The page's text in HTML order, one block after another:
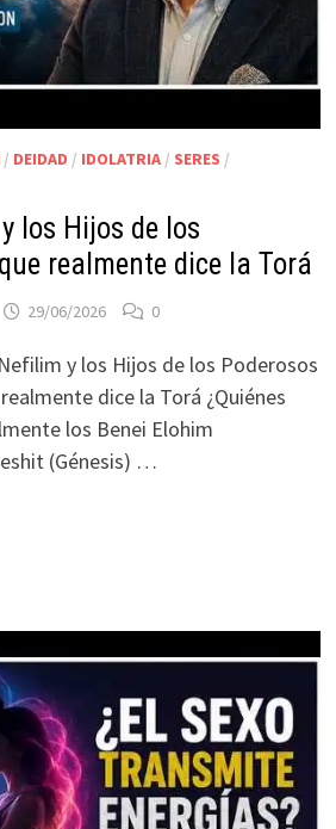
/ DEIDAD / IDOLATRIA/ SERES /
los Hijos de los
realmente dice la Torá
29/06/2026 0
y los Hijos de los Poderosos
dice la Torá ¿Quiénes
los Benei Elohim
(Génesis) …